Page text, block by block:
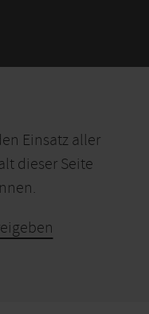
Einsatz aller
dieser Seite